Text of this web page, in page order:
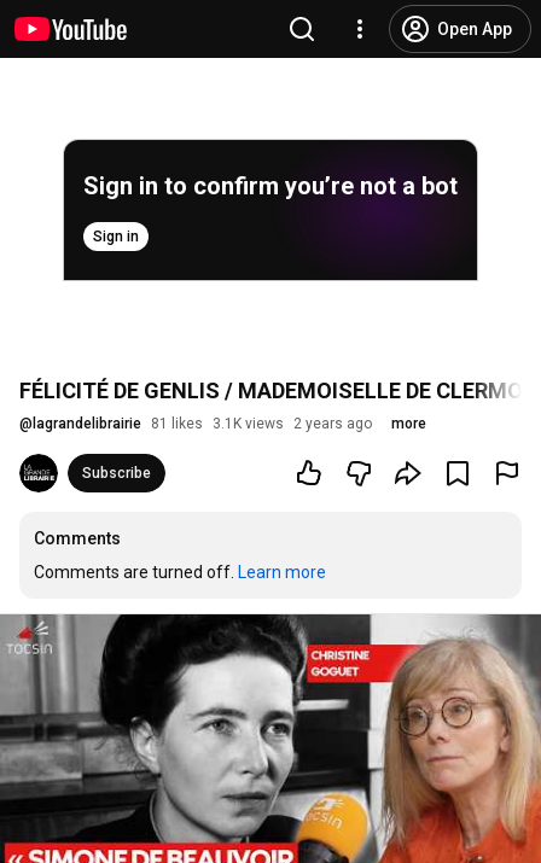
Open App
Sign in to confirm you’re not a bot
Sign in
FÉLICITÉ DE GENLIS / MADEMOISELLE DE
@ lagrandelibrairie 81 likes 3.1K views 2 years ago more
Subscribe
Comments
Comments are turned off. Learn more